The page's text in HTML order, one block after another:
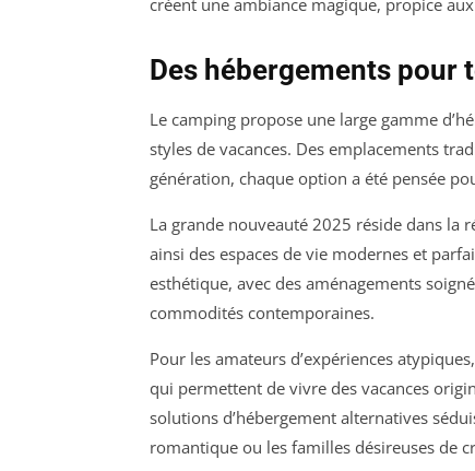
créent une ambiance magique, propice
Des hébergements pour
Le camping propose une large gamme
styles de vacances. Des emplacements
génération, chaque option a été pensée
La grande nouveauté 2025 réside dans la
ainsi des espaces de vie modernes et
esthétique, avec des aménagements
commodités contemporaines.
Pour les amateurs d’expériences
qui permettent de vivre des vacances
solutions d’hébergement alternatives
romantique ou les familles désireuses de